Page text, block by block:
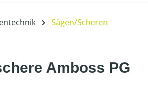
Sägen/Scheren
Amboss PG